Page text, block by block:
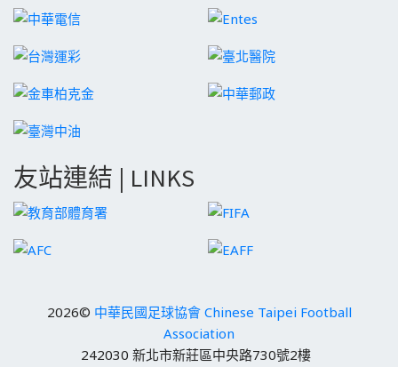
友站連結 | LINKS
2026© 中華民國足球協會 Chinese Taipei Football
Association
242030 新北市新莊區中央路730號2樓